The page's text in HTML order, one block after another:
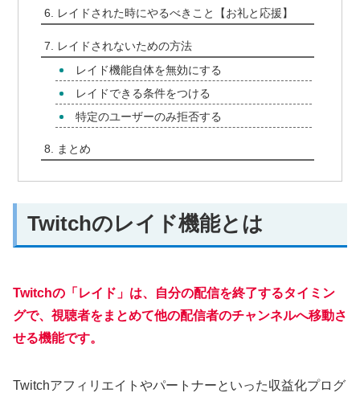
レイドされた時にやるべきこと【お礼と応援】
レイドされないための方法
レイド機能自体を無効にする
レイドできる条件をつける
特定のユーザーのみ拒否する
まとめ
Twitchのレイド機能とは
Twitchの「レイド」は、自分の配信を終了するタイミン
グで、視聴者をまとめて他の配信者のチャンネルへ移動さ
せる機能です。
Twitchアフィリエイトやパートナーといった収益化プログ